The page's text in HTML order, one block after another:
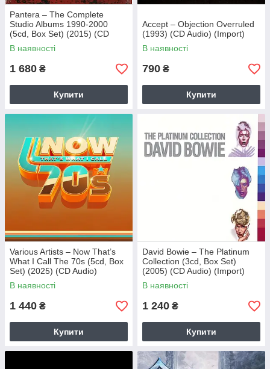
Pantera – The Complete
Studio Albums 1990-2000
(5cd, Box Set) (2015) (CD
Audio) (Import)
В наявності
1 680 ₴
Купити
Accept – Objection Overruled
(1993) (CD Audio) (Import)
В наявності
790 ₴
Купити
Various Artists – Now That’s
What I Call The 70s (5cd, Box
Set) (2025) (CD Audio)
(Import)
В наявності
1 440 ₴
Купити
David Bowie – The Platinum
Collection (3cd, Box Set)
(2005) (CD Audio) (Import)
В наявності
1 240 ₴
Купити